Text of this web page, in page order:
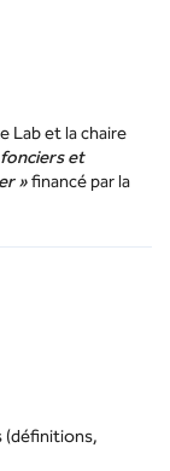
Lab et la chaire
et
»financé par la
(définitions,